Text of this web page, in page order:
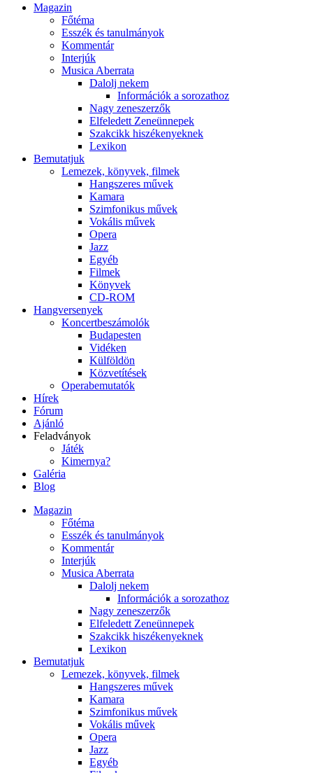
Magazin
Főtéma
Esszék és tanulmányok
Kommentár
Interjúk
Musica Aberrata
Dalolj nekem
Információk a sorozathoz
Nagy zeneszerzők
Elfeledett Zeneünnepek
Szakcikk hiszékenyeknek
Lexikon
Bemutatjuk
Lemezek, könyvek, filmek
Hangszeres művek
Kamara
Szimfonikus művek
Vokális művek
Opera
Jazz
Egyéb
Filmek
Könyvek
CD-ROM
Hangversenyek
Koncertbeszámolók
Budapesten
Vidéken
Külföldön
Közvetítések
Operabemutatók
Hírek
Fórum
Ajánló
Feladványok
Játék
Kimernya?
Galéria
Blog
Magazin
Főtéma
Esszék és tanulmányok
Kommentár
Interjúk
Musica Aberrata
Dalolj nekem
Információk a sorozathoz
Nagy zeneszerzők
Elfeledett Zeneünnepek
Szakcikk hiszékenyeknek
Lexikon
Bemutatjuk
Lemezek, könyvek, filmek
Hangszeres művek
Kamara
Szimfonikus művek
Vokális művek
Opera
Jazz
Egyéb